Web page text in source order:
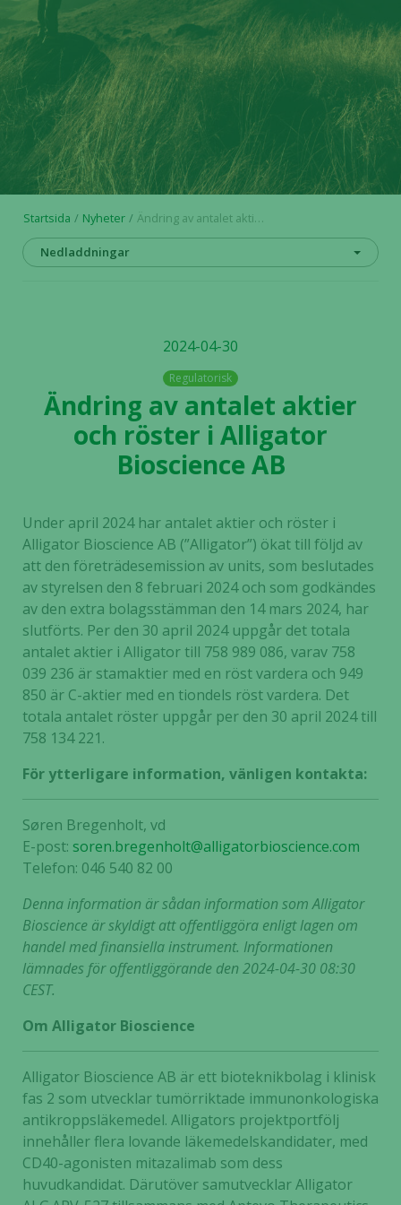
Startsida Nyheter Ändring av antalet aktier och röster i Alligator Bioscience AB
Nedladdningar
2024-04-30
Regulatorisk
Ändring av antalet aktier
och röster i Alligator
Bioscience AB
Under april 2024 har antalet aktier och röster i
Alligator Bioscience AB (”Alligator”) ökat till följd av
att den företrädesemission av units, som beslutades
av styrelsen den 8 februari 2024 och som godkändes
av den extra bolagsstämman den 14 mars 2024, har
slutförts. Per den 30 april 2024 uppgår det totala
antalet aktier i Alligator till 758 989 086, varav 758
039 236 är stamaktier med en röst vardera och 949
850 är C-aktier med en tiondels röst vardera. Det
totala antalet röster uppgår per den 30 april 2024 till
758 134 221.
För ytterligare information, vänligen kontakta:
Søren Bregenholt, vd
E-post: soren.bregenholt@alligatorbioscience.com
Telefon: 046 540 82 00
Denna information är sådan information som Alligator
Bioscience är skyldigt att offentliggöra enligt lagen om
handel med finansiella instrument. Informationen
lämnades för offentliggörande den 2024-04-30 08:30
CEST.
Om Alligator Bioscience
Alligator Bioscience AB är ett bioteknikbolag i klinisk
fas 2 som utvecklar tumörriktade immunonkologiska
antikroppsläkemedel. Alligators projektportfölj
innehåller flera lovande läkemedelskandidater, med
CD40-agonisten mitazalimab som dess
huvudkandidat. Därutöver samutvecklar Alligator